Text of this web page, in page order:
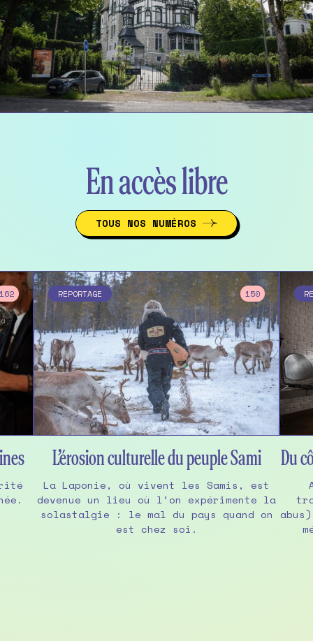
En accès libre
TOUS NOS NUMÉROS
150
REPORTAGE
L’érosion culturelle du peuple Sami
La Laponie, où vivent les Samis, est
devenue un lieu où l’on expérimente la
solastalgie : le mal du pays quand on
est chez soi.
Du